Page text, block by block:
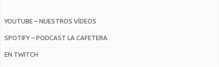
YOUTUBE – NUESTROS VÍDEOS
SPOTIFY – PODCAST LA CAFETERA
EN TWITCH